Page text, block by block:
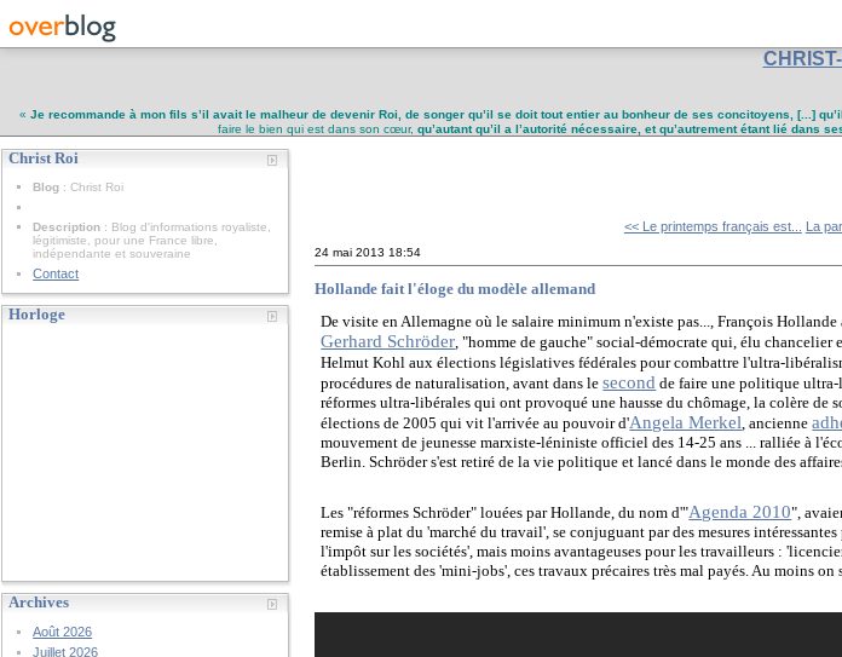
CHRIST-
« Je recommande à mon fils s’il avait le malheur de devenir Roi, de songer qu’il se doit tout entier au bonheur de ses concitoyens, [...]
faire le bien qui est dans son cœur, qu’autant qu’il a l’autorité nécessaire, et qu’autrement étant lié dans
Christ Roi
Blog : Christ Roi
Description : Blog d'informations royaliste,
légitimiste, pour une France libre,
indépendante et souveraine
Contact
Horloge
Archives
Août 2026
Juillet 2026
<< Le printemps français est... La
24 mai 2013 18:54
Hollande fait l'éloge du modèle allemand
De visite en Allemagne où le salaire minimum n'existe pas..., François Hollande
Gerhard Schröder , "homme de gauche" social-démocrate qui, élu
Helmut Kohl aux élections législatives fédérales pour combattre l'ultra-
procédures de naturalisation, avant dans lesecond de faire une politique
réformes ultra-libérales qui ont provoqué une hausse du chômage, la colère de
élections de 2005 qui vit l'arrivée au pouvoir d'Angela Merkel , ancienne
mouvement de jeunesse marxiste-léniniste officiel des 14-25 ans ... ralliée à
Berlin. Schröder s'est retiré de la vie politique et lancé dans le monde des
Les "réformes Schröder" louées par Hollande, du nom d'"Agenda 2010",
remise à plat du 'marché du travail', se conjuguant par des mesures
l'impôt sur les sociétés', mais moins avantageuses pour les travailleurs :
établissement des 'mini-jobs', ces travaux précaires très mal payés. Au moins